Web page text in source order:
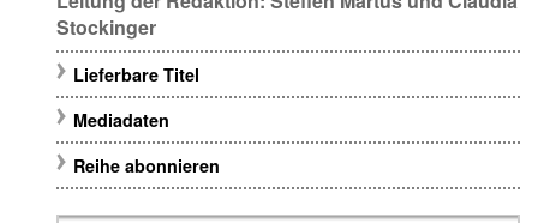
Stockinger
Lieferbare Titel
Mediadaten
Reihe abonnieren